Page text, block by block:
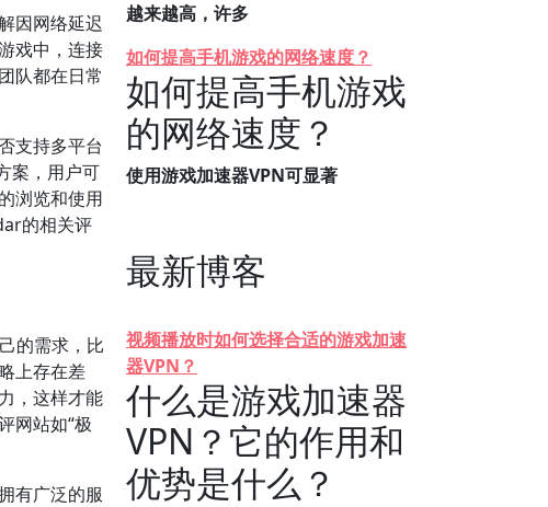
因网络延迟
戏中，连接
队都在日常
支持多平台
案，用户可
浏览和使用
的相关评
的需求，比
上存在差
，这样才能
网站如“极
有广泛的服
越来越高，许多
如何提高手机游戏的网络速度？
如何提高手机游戏
的网络速度？
使用游戏加速器VPN可显著
最新博客
视频播放时如何选择合适的游戏加速
器VPN？
什么是游戏加速器
VPN？它的作用和
优势是什么？